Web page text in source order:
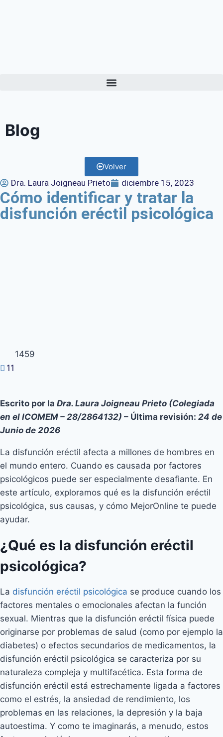
Blog
Volver
Dra. Laura Joigneau Prieto diciembre 15, 2023
Cómo identificar y tratar la
disfunción eréctil psicológica
1459
11
Escrito por la Dra. Laura Joigneau Prieto (Colegiada
en el ICOMEM – 28/2864132) – Última revisión: 24 de
Junio de 2026
La disfunción eréctil afecta a millones de hombres en
el mundo entero. Cuando es causada por factores
psicológicos puede ser especialmente desafiante. En
este artículo, exploramos qué es la disfunción eréctil
psicológica, sus causas, y cómo MejorOnline te puede
ayudar.
¿Qué es la disfunción eréctil
psicológica?
La disfunción eréctil psicológica se produce cuando los
factores mentales o emocionales afectan la función
sexual. Mientras que la disfunción eréctil física puede
originarse por problemas de salud (como por ejemplo la
diabetes) o efectos secundarios de medicamentos, la
disfunción eréctil psicológica se caracteriza por su
naturaleza compleja y multifacética. Esta forma de
disfunción eréctil está estrechamente ligada a factores
como el estrés, la ansiedad de rendimiento, los
problemas en las relaciones, la depresión y la baja
autoestima. Y como te imaginarás, a menudo, estos